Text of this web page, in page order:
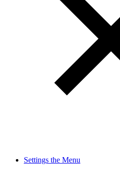
Settings the Menu